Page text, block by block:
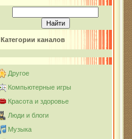
Категории каналов
Другое
Компьютерные игры
Красота и здоровье
Люди и блоги
Музыка